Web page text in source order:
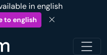
in english
to english